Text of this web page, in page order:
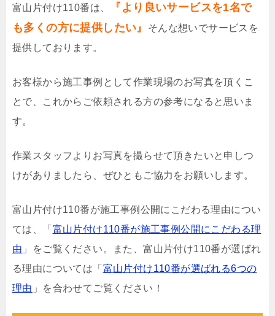
富山片付け110番は、
『より良いサービスを1名で
も多くの方に提供したい』
そんな想いでサービスを
提供しております。
お客様から施工事例として作業現場のお写真を頂くこ
とで、これからご依頼される方の参考になると思いま
す。
作業スタッフよりお写真を撮らせて頂きたいと申しつ
けがありましたら、ぜひともご協力をお願いします。
富山片付け110番が施工事例公開にこだわる理由につい
ては、「 富山片付け110番が施工事例公開にこだわる理
由 」をご覧ください。また、富山片付け110番が選ばれ
る理由については「 富山片付け110番が選ばれる6つの
理由 」を合わせてご覧ください！